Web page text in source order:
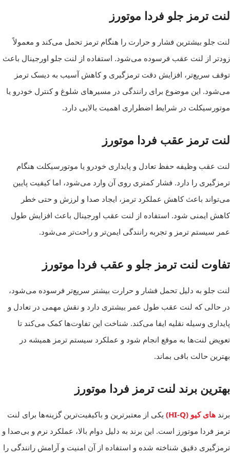
لنت ترمز جلو فردا موتورز
لنت جلو بیشترین فشار و حرارت را هنگام ترمز تحمل می‌کند و معمولاً
زودتر از لنت عقب فرسوده می‌شود. استفاده از لنت جلو اورجینال باعث
توقف سریع‌تر، افزایش دقت ترمزگیری و کاهش آسیب به دیسک ترمز
می‌شود. این موضوع برای رانندگی در مسیرهای شلوغ و کنترل خودرو یا
موتورسیکلت در شرایط اضطراری اهمیت بالایی دارد.
لنت ترمز عقب فردا موتورز
لنت عقب وظیفه حفظ تعادل و پایداری خودرو یا موتورسیکلت هنگام
ترمزگیری را دارد. فشار کمتری روی آن وارد می‌شود، اما کیفیت پایین
می‌تواند باعث کاهش عملکرد ترمز، ایجاد صدا و لرزش و حتی خطر
کاهش ایمنی شود. استفاده از لنت عقب اورجینال باعث افزایش طول
عمر سیستم ترمز و تجربه رانندگی ایمن‌تر و راحت‌تر می‌شود.
تفاوت لنت ترمز جلو و عقب فردا موتورز
لنت جلو به دلیل تحمل فشار و حرارت بیشتر سریع‌تر فرسوده می‌شود،
در حالی که لنت عقب طول عمر بیشتری دارد و نقش مهمی در تعادل و
پایداری وسیله نقلیه ایفا می‌کند. شناخت این تفاوت‌ها کمک می‌کند تا
تعویض لنت‌ها به موقع انجام شود و عملکرد سیستم ترمز همیشه در
بهترین حالت باقی بماند.
بهترین برند لنت ترمز فردا موتورز
برند های کیو (HI-Q)
یکی از معتبرترین و باکیفیت‌ترین گزینه‌ها برای لنت
ترمز فردا موتورز است. این برند به دلیل دوام بالا، عملکرد نرم و بی‌صدا و
ترمزگیری دقیق شناخته شده و استفاده از آن امنیت و آرامش رانندگی را